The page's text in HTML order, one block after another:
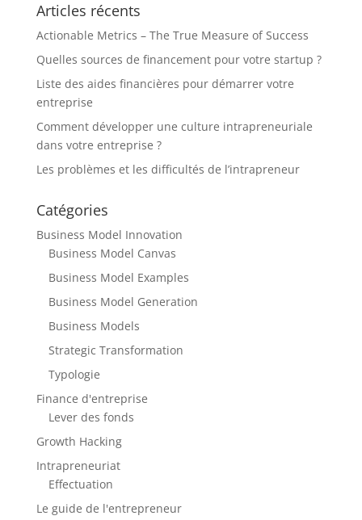
Articles récents
Actionable Metrics – The True Measure of Success
Quelles sources de financement pour votre startup ?
Liste des aides financières pour démarrer votre
entreprise
Comment développer une culture intrapreneuriale
dans votre entreprise ?
Les problèmes et les difficultés de l’intrapreneur
Catégories
Business Model Innovation
Business Model Canvas
Business Model Examples
Business Model Generation
Business Models
Strategic Transformation
Typologie
Finance d'entreprise
Lever des fonds
Growth Hacking
Intrapreneuriat
Effectuation
Le guide de l'entrepreneur